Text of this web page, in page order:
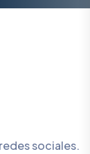
sociales.